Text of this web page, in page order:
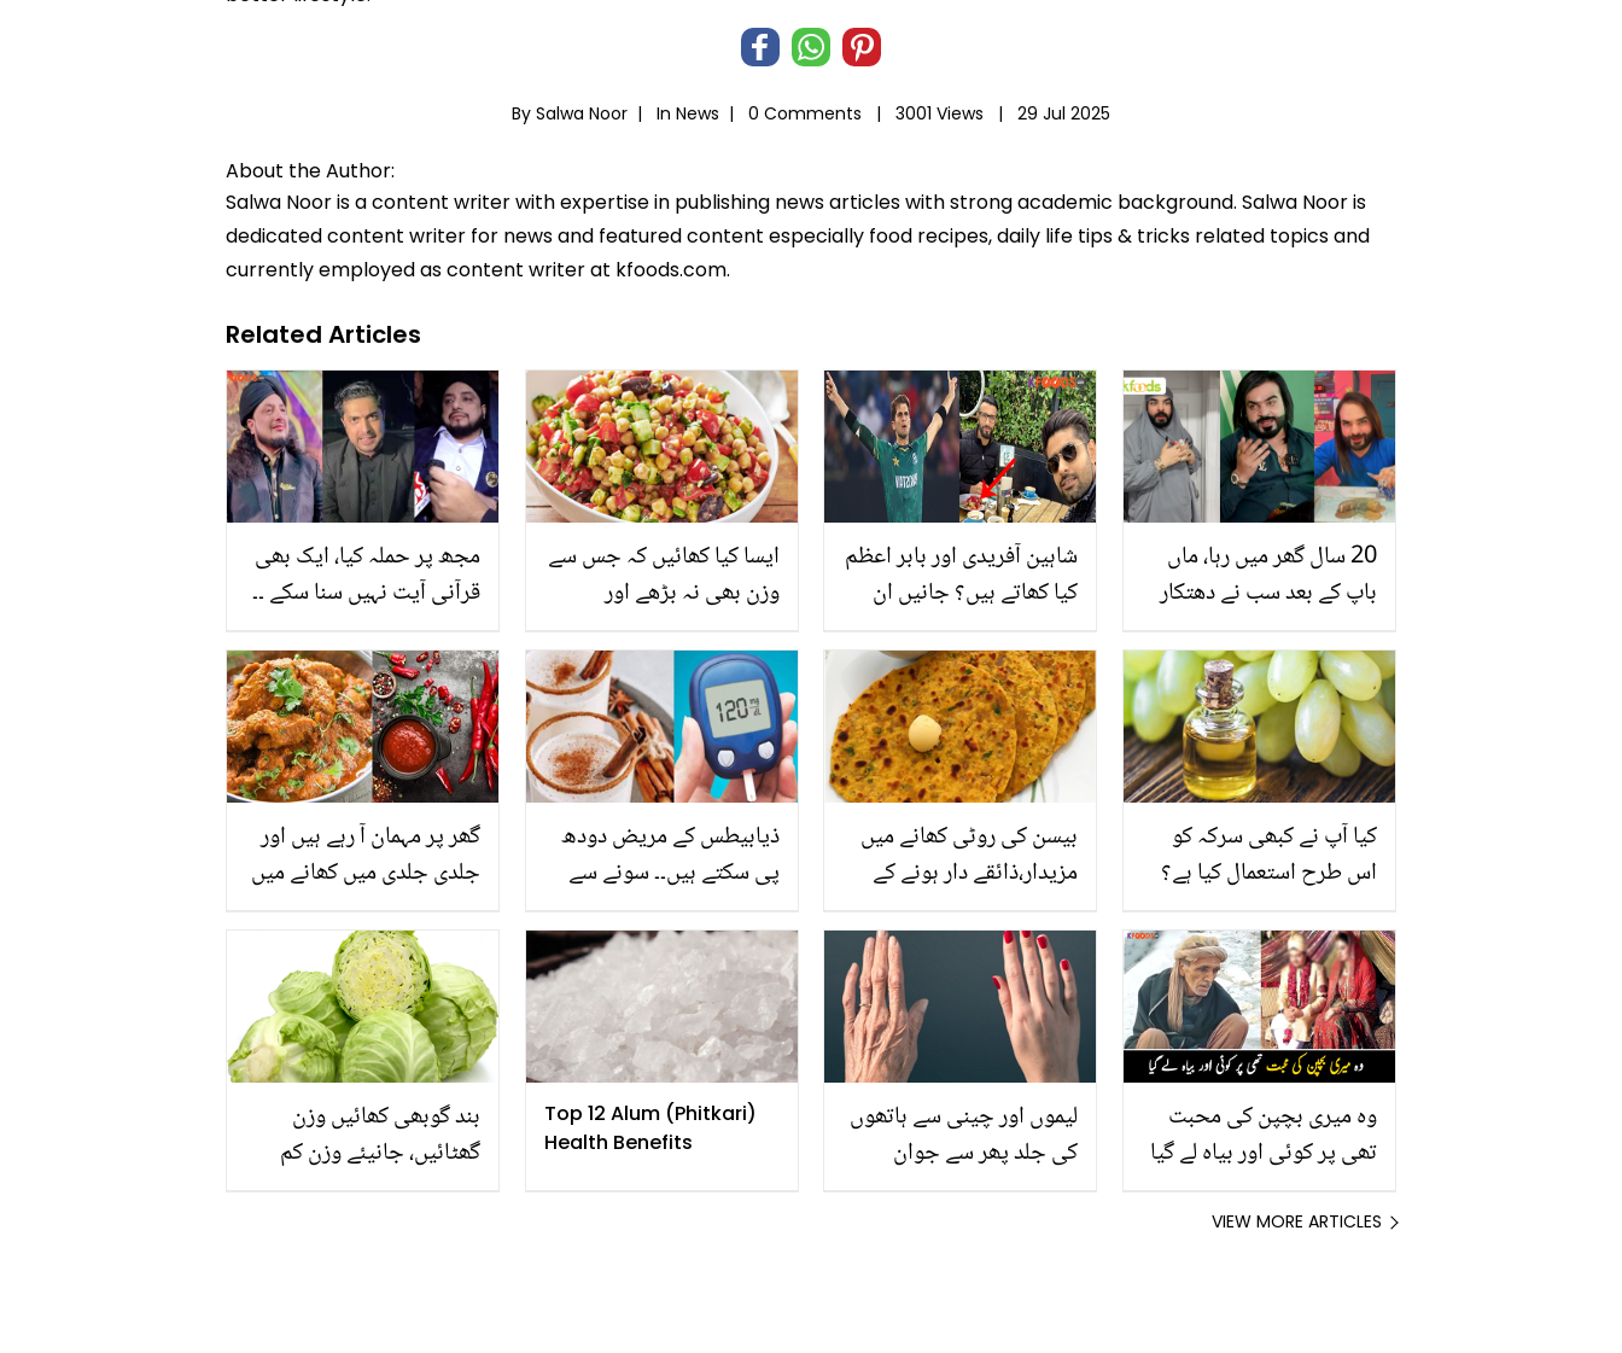
By Salwa Noor | In News | 0 Comments | 3001 Views | 29 Jul 2025
About the Author:
Salwa Noor is a content writer with expertise in publishing news articles with strong academic background. Salwa Noor is
dedicated content writer for news and featured content especially food recipes, daily life tips & tricks related topics and
currently employed as content writer at kfoods.com.
Related Articles
مجھ پر حملہ کیا، ایک بھی
قرآنی آیت نہیں سنا سکے ۔۔
اصل چہرہ دکھانے گئے تو
وہاں ان کے ساتھ کیا ہوا؟
ویڈیو وائرل
ایسا کیا کھائیں کہ جس سے
وزن بھی نہ بڑھے اور
ہائی پروٹین سلاد سے آپ
اپنے وزن اور توانائی کو
کیسے کنٹرول کر سکتے ہیں؟
شاہین آفریدی اور بابر اعظم
کیا کھاتے ہیں؟ جانیں ان
جو مشہور کھلاڑی فٹ رہنے
کے لئے لازمی کھاتے ہیں
20 سال گھر میں رہا، ماں
باپ کے بعد سب نے دھتکار
ہنسانے والے 'اسپیرو' کی
اپنی زندگی کتنی مشکل
تھی؟ بتاتے ہوئے جذباتی
گھر پر مہمان آ رہے ہیں اور
جلدی جلدی میں کھانے میں
پریشان نہ ہوں جانیں کھانے
سے مرچ کم کرنے کے آسان
طریقے
ذیابیطس کے مریض دودھ
پی سکتے ہیں۔۔ سونے سے
بیسن کی روٹی کھانے میں
مزیدار،ذائقے دار ہونے کے
بھی غذائیت اور فوائد سے
بھرپور۔
کیا آپ نے کبھی سرکہ کو
اس طرح استعمال کیا ہے؟
بند گوبھی کھائیں وزن
گھٹائیں، جانیئے وزن کم
Top 12 Alum (Phitkari)
Health Benefits
لیموں اور چینی سے ہاتھوں
کی جلد پھر سے جوان
وہ میری بچپن کی محبت
تھی پر کوئی اور بیاہ لے گیا
کے انتظار میں 40 سال سےVIEW MORE ARTICLES